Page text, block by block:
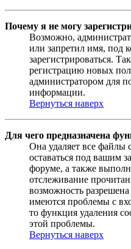
Почему я не могу
Возможно,
или запретил имя, под
зарегистрироваться.
регистрацию новых
администратором для
информации.
Вернуться наверх
Для чего предназначена
Она удаляет все файлы
оставаться под вашим
форуме, а также
отслеживание
возможность
имеются проблемы с
то функция удаления
этой проблемы.
Вернуться наверх